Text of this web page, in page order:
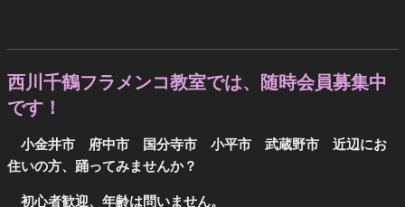
西川千鶴フラメンコ教室では、随時会員募集中
です！
小金井市 府中市 国分寺市 小平市 武蔵野市 近辺にお
住いの方、踊ってみませんか？
初心者歓迎、年齢は問いません。